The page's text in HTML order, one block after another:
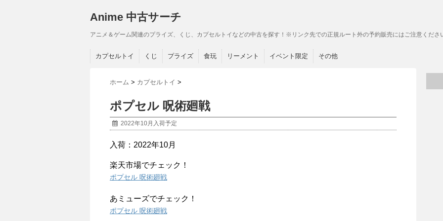
Anime 中古サーチ
アニメ＆ゲーム関連のプライズ、くじ、カプセルトイなどの中古を探す！※リンク先での正規ルート外の予約販売にはご注意くださ
カプセルトイ くじ プライズ 食玩 リーメント イベント限定 その他
ホーム > カプセルトイ >
ポプセル 呪術廻戦
2022年10月入荷予定
入荷：2022年10月
楽天市場でチェック！
ポプセル 呪術廻戦
あミューズでチェック！
ポプセル 呪術廻戦